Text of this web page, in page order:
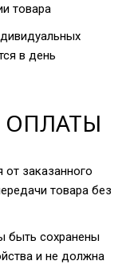
товара
в день
ОПЛАТЫ
от заказанного
товара без
быть сохранены
и не должна